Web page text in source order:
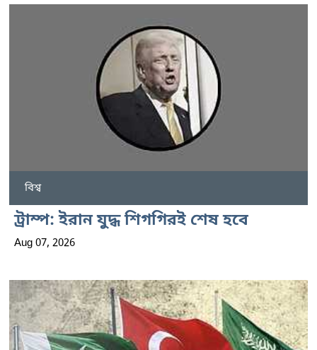
বিশ্ব
ট্রাম্প: ইরান যুদ্ধ শিগগিরই শেষ হবে
Aug 07, 2026